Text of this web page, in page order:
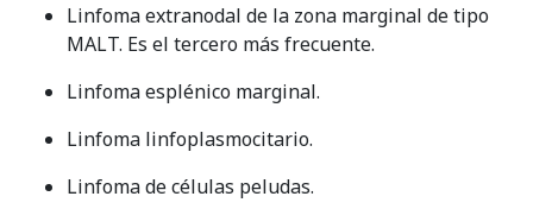
Linfoma extranodal de la zona marginal de tipo
MALT. Es el tercero más frecuente.
Linfoma esplénico marginal.
Linfoma linfoplasmocitario.
Linfoma de células peludas.